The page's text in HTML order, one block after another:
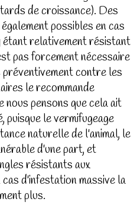
de croissance). Des
possibles en cas
étant relativement résistant
pas forcement nécessaire
contre les
le recommande
nous pensons que cela ait
le vermifugeage
naturelle de l'animal, le
d'une part, et
résistants aux
d'infestation massive la
plus.